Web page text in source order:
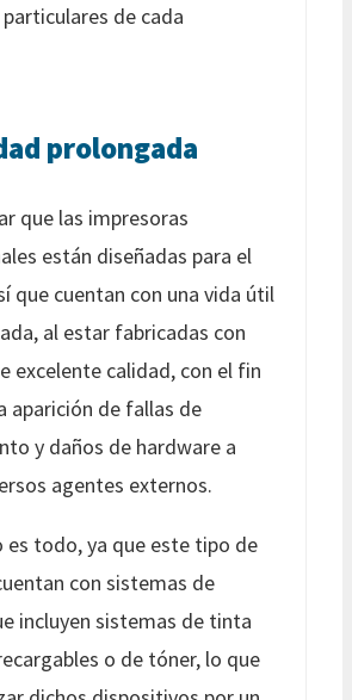
de cada
prolongada
que las impresoras
están diseñadas para el
que cuentan con una vida útil
al estar fabricadas con
excelente calidad, con el fin
aparición de fallas de
y daños de hardware a
agentes externos.
es todo, ya que este tipo de
con sistemas de
incluyen sistemas de tinta
o de tóner, lo que